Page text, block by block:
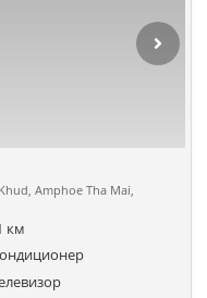
Amphoe Tha Mai,
км